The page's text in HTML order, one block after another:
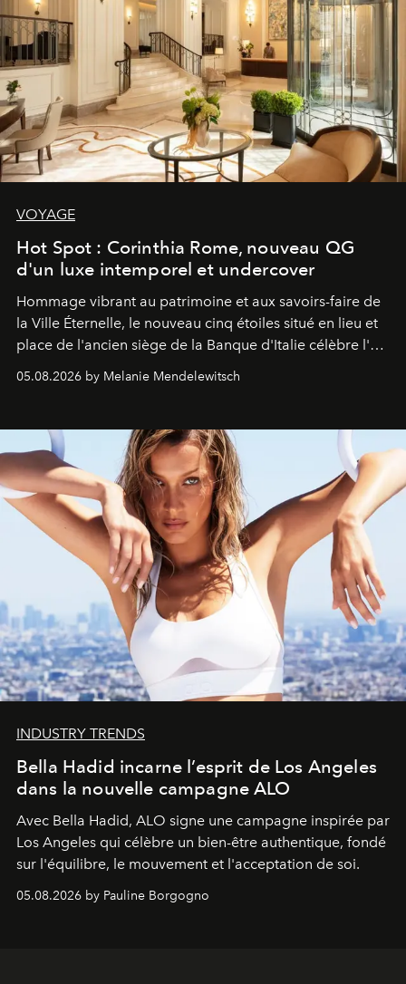
VOYAGE
Hot Spot : Corinthia Rome, nouveau QG
d'un luxe intemporel et undercover
Hommage vibrant au patrimoine et aux savoirs-faire de
la Ville Éternelle, le nouveau cinq étoiles situé en lieu et
place de l'ancien siège de la Banque d'Italie célèbre l'art
05.08.2026 by Melanie Mendelewitsch
INDUSTRY TRENDS
Bella Hadid incarne l’esprit de Los Angeles
dans la nouvelle campagne ALO
Avec Bella Hadid, ALO signe une campagne inspirée par
Los Angeles qui célèbre un bien-être authentique, fondé
sur l'équilibre, le mouvement et l'acceptation de soi.
05.08.2026 by Pauline Borgogno